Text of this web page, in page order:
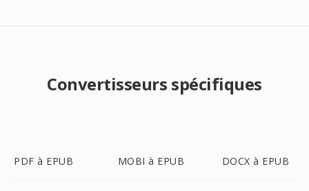
Convertisseurs spécifiques
PDF à EPUB MOBI à EPUB DOCX à EPUB